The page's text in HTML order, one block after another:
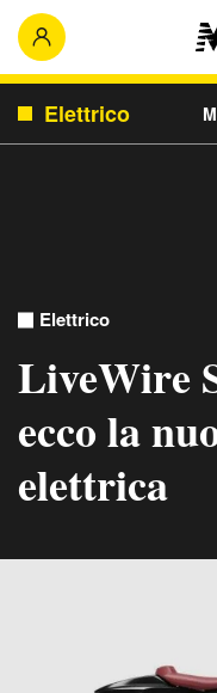
Elettrico
Elettrico
LiveWire
ecco la
elettrica